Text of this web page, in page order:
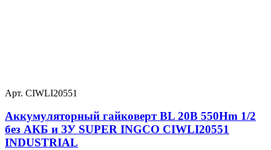
Арт. CIWLI20551
Аккумуляторный гайковерт BL 20В 550Hm 1/2
без АКБ и ЗУ SUPER INGCO CIWLI20551
INDUSTRIAL